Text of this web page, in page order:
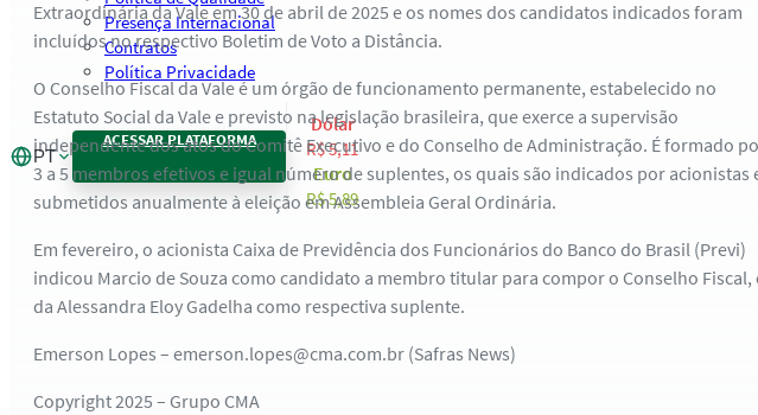
Presença Internacional
Contratos
Política Privacidade
PT
ACESSAR PLATAFORMA
Dólar
R$ 5,11
Euro
R$ 5,89
Extraordinária da Vale em 30 de abril de 2025 e os nomes dos candidatos indicados foram
incluídos no respectivo Boletim de Voto a Distância.
O Conselho Fiscal da Vale é um órgão de funcionamento permanente, estabelecido no
Estatuto Social da Vale e previsto na legislação brasileira, que exerce a supervisão
independente dos atos do Comitê Executivo e do Conselho de Administração. É formado
3 a 5 membros efetivos e igual número de suplentes, os quais são indicados por acionistas
submetidos anualmente à eleição em Assembleia Geral Ordinária.
Em fevereiro, o acionista Caixa de Previdência dos Funcionários do Banco do Brasil (Previ)
indicou Marcio de Souza como candidato a membro titular para compor o Conselho Fiscal,
da Alessandra Eloy Gadelha como respectiva suplente.
Emerson Lopes – emerson.lopes@cma.com.br (Safras News)
Copyright 2025 – Grupo CMA